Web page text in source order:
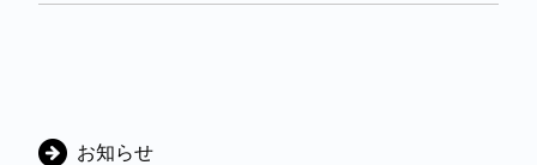
カ
お知らせ